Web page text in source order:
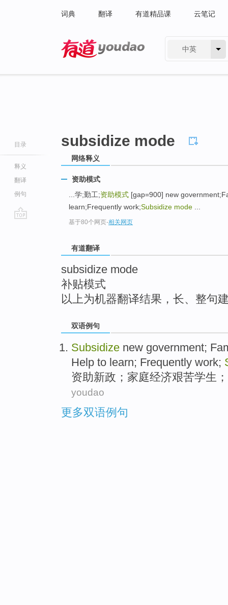
词典 翻译 有道精品课 云笔记
中英
目录
释义
翻译
例句
subsidize mode
网络释义
资助模式
...学;勤工;资助模式 [gap=900] new
learn;Frequently work;Subsidize mode
基于80个网页-相关网页
有道翻译
subsidize mode
补贴模式
以上为机器翻译结果，长、整句
双语例句
Subsidize new government;
Help to learn; Frequently work;
资助新政； 家庭经济艰苦学生
youdao
更多双语例句